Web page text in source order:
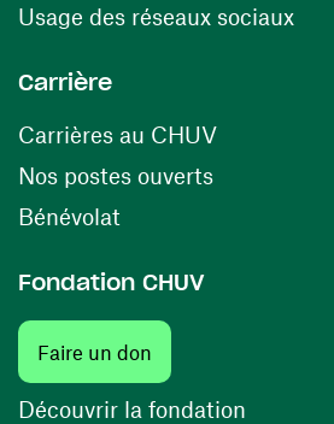
Usage des réseaux sociaux
Carrière
Carrières au CHUV(opens in a
Nos postes ouverts(opens in a
Bénévolat
Fondation CHUV
Faire un don
Découvrir la fondation